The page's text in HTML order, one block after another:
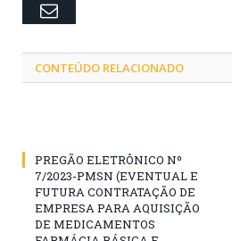
Email
CONTEÚDO RELACIONADO
PREGÃO ELETRÔNICO Nº
7/2023-PMSN (EVENTUAL E
FUTURA CONTRATAÇÃO DE
EMPRESA PARA AQUISIÇÃO
DE MEDICAMENTOS